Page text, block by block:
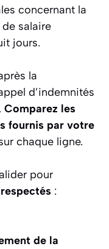
concernant la
salaire
jours.
la
d’indemnités
Comparez les
fournis par votre
chaque ligne.
pour
:
de la